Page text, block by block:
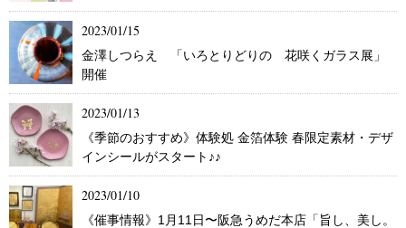
2023/01/15
金澤しつらえ 「いろとりどりの 花咲くガラス展」
開催
2023/01/13
《季節のおすすめ》体験処 金箔体験 春限定素材・デザ
インシールがスタート♪♪
2023/01/10
《催事情報》1月11日〜阪急うめだ本店「旨し、美し。